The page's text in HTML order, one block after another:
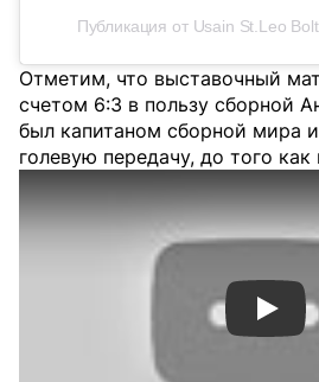
Публикация от Usain St.Leo
Отметим, что выставочный
счетом 6:3 в пользу сборной
был капитаном сборной мира и
голевую передачу, до того как